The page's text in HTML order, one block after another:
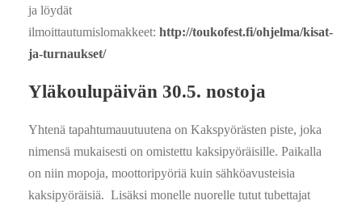
ja löydät
ilmoittautumislomakkeet: http://toukofest.fi/ohjelma/kisat-
ja-turnaukset/
Yläkoulupäivän 30.5. nostoja
Yhtenä tapahtumauutuutena on Kakspyörästen piste, joka
nimensä mukaisesti on omistettu kaksipyöräisille. Paikalla
on niin mopoja, moottoripyöriä kuin sähköavusteisia
kaksipyöräisiä. Lisäksi monelle nuorelle tutut tubettajat